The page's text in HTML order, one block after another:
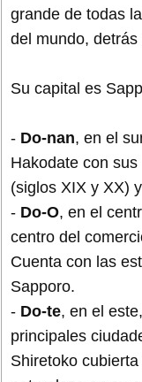
grande de todas
del mundo, detrás
Su capital es
- Do-nan, en el
Hakodate con
(siglos XIX y XX)
- Do-O, en el
centro del
Cuenta con las
Sapporo.
- Do-te, en el
principales
Shiretoko